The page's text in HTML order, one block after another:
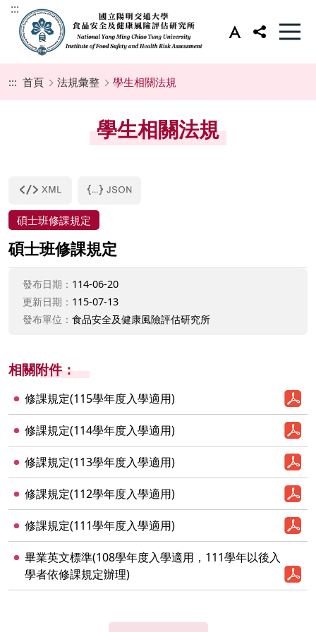
:::
::: 首頁 法規彙整 學生相關法規
學生相關法規
碩士班修課規定
碩士班修課規定
發布日期： 114-06-20
更新日期： 115-07-13
發布單位： 食品安全及健康風險評估研究所
相關附件：
修課規定(115學年度入學適用)
修課規定(114學年度入學適用)
修課規定(113學年度入學適用)
修課規定(112學年度入學適用)
修課規定(111學年度入學適用)
畢業英文標準(108學年度入學適用，111學年以後入
學者依修課規定辦理)